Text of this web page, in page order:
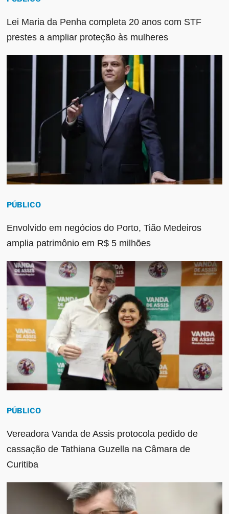
Lei Maria da Penha completa 20 anos com STF
prestes a ampliar proteção às mulheres
PÚBLICO
Envolvido em negócios do Porto, Tião Medeiros
amplia patrimônio em R$ 5 milhões
PÚBLICO
Vereadora Vanda de Assis protocola pedido de
cassação de Tathiana Guzella na Câmara de
Curitiba